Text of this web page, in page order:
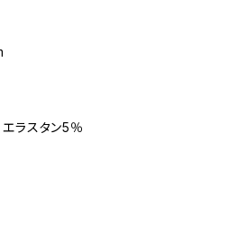
エラスタン5％